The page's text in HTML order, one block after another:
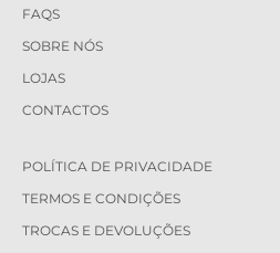
FAQS
SOBRE NÓS
LOJAS
CONTACTOS
POLÍTICA DE PRIVACIDADE
TERMOS E CONDIÇÕES
TROCAS E DEVOLUÇÕES